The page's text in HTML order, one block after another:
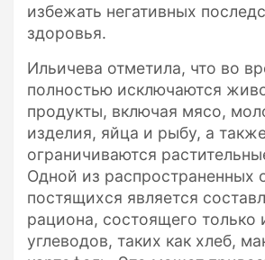
избежать негативных
здоровья.
Ильичева отметила, что во
полностью исключаются
продукты, включая мясо,
изделия, яйца и рыбу, а
ограничиваются
Одной из распространенных
постящихся является
рациона, состоящего только
углеводов, таких как хлеб,